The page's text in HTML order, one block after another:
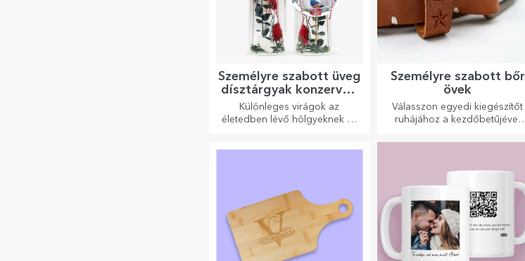
Személyre szabott üveg
dísztárgyak konzervált
virágokkal
Különleges virágok az
életedben lévő hölgyeknek és
Személyre szabott bőr
övek
Válasszon egyedi kiegészítőt
ruhájához a kezdőbetűjével
szabott övek eleganciát és